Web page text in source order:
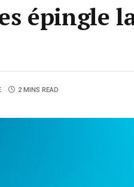
épingle
2 MINS READ